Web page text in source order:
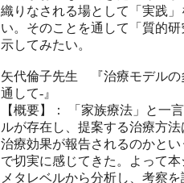
織りなされる場として「実践
い。そのことを通して「質的
示してみたい。
矢代倫子先生 『治療モデルの
通して-』
【概要】： 「家族療法」と一
ルが存在し、提案する治療方
治療効果が報告されるのかと
で切実に感じてきた。よって
メタレベルから分析し、考察